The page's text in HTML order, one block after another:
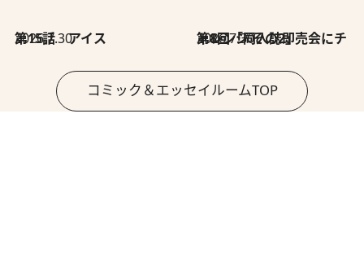
2026.7.30
第15話 アイス 2026.7.30
第8回「同人誌即売会にチャレンジ その2」
コミック＆エッセイルームTOP